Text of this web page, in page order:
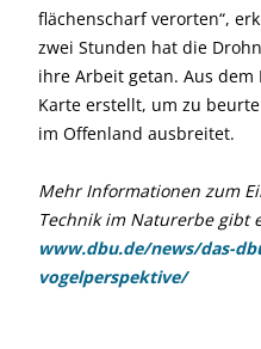
flächenscharf verorten“,
zwei Stunden hat die
ihre Arbeit getan. Aus
Karte erstellt, um zu
im Offenland ausbreitet.
Mehr Informationen zum
Technik im Naturerbe gibt
www.dbu.de/news/das-
vogelperspektive/